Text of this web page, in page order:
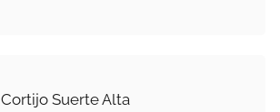
Cortijo Suerte Alta